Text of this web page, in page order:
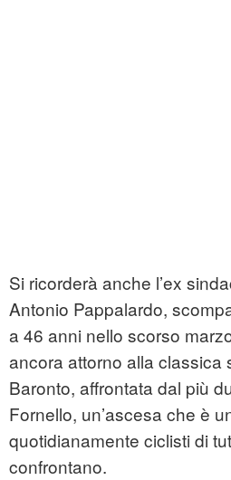
Si ricorderà anche l’ex
Antonio Pappalardo,
a 46 anni nello scorso
ancora attorno alla classica
Baronto, affrontata dal più
Fornello, un’ascesa che è
quotidianamente ciclisti di
confrontano.